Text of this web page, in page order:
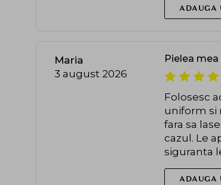
ADAUGA
Maria
3 august 2026
Pielea
Folosesc
uniform si
fara sa
cazul. Le
siguranta
ADAUGA